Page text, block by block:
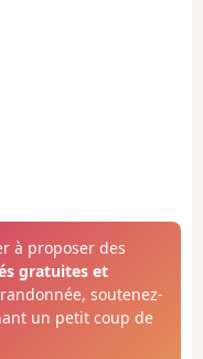
à proposer des
gratuites et
soutenez-
un petit coup de